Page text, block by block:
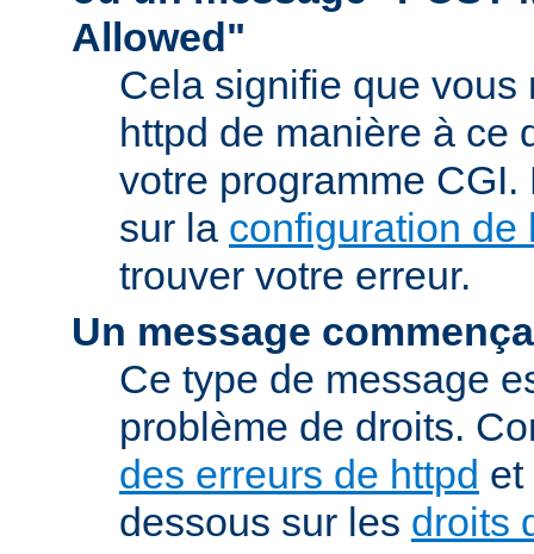
Allowed"
Cela signifie que vous
httpd de manière à ce
votre programme
sur la configuration de
trouver votre erreur.
Un message
Ce type de message
problème de droits.
des erreurs de httpd et
dessous sur les droits